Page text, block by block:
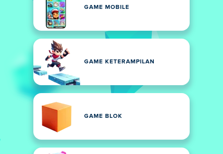
GAME MOBILE
GAME KETERAMPILAN
GAME BLOK